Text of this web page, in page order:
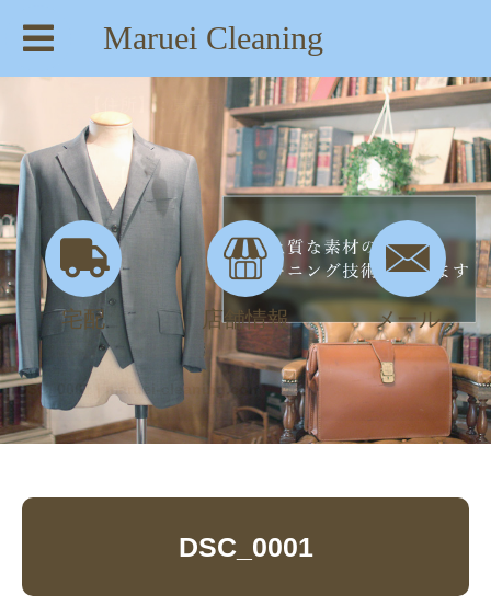
Maruei Cleaning
【住所】：東京都八王子市絹ヶ丘1-22-20
【TEL】：042-635-6234
【営業時間】：AM 8:00～PM 7:30
宅配 店舗情報 メール
DSC_0001 | maruei-cleaning.com
DSC_0001